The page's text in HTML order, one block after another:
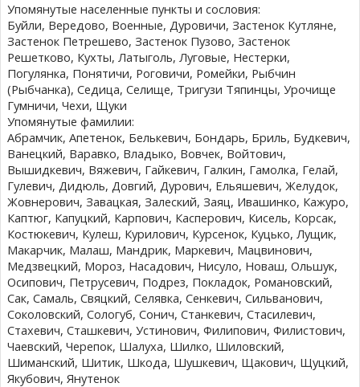
Упомянутые населенные пункты и сословия:
Буйли, Вередово, Военные, Дуровичи, Застенок Кутляне,
Застенок Петрешево, Застенок Пузово, Застенок
Решетково, Кухты, Латыголь, Луговые, Нестерки,
Погулянка, Понятичи, Роговичи, Ромейки, Рыбчин
(Рыбчанка), Седица, Селище, Тригузи Тяпинцы, Урочище
Гумничи, Чехи, Щуки
Упомянутые фамилии:
Абрамчик, Апетенок, Белькевич, Бондарь, Бриль, Будкевич,
Ванецкий, Варавко, Владыко, Вовчек, Войтович,
Вышидкевич, Вяжевич, Гайкевич, Галкин, Гамолка, Гелай,
Гулевич, Дидюль, Довгий, Дурович, Ельяшевич, Желудок,
Жовнерович, Завацкая, Залеский, Заяц, Ивашинко, Кажуро,
Каптюг, Капуцкий, Карпович, Касперович, Кисель, Корсак,
Костюкевич, Кулеш, Курилович, Курсенок, Куцько, Лущик,
Макарчик, Малаш, Мандрик, Маркевич, Мацвинович,
Медзвецкий, Мороз, Насадович, Нисуло, Новаш, Ольшук,
Осипович, Петрусевич, Подрез, Покладок, Романовский,
Сак, Самаль, Свяцкий, Селявка, Сенкевич, Сильванович,
Соколовский, Сологуб, Сонич, Станкевич, Стасилевич,
Стахевич, Сташкевич, Устинович, Филипович, Филистович,
Чаевский, Черепок, Шалуха, Шилко, Шиловский,
Шиманский, Шитик, Шкода, Шушкевич, Щакович, Щуцкий,
Якубович, Янутенок